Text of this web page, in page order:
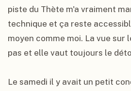
piste du Thète m'a vraiment
technique et ça reste
moyen comme moi. La vue sur
pas et elle vaut toujours le
Le samedi il y avait un petit